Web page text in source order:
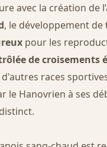
avec la création de
, le développement de
pour les
de croisements
races
le Hanovrien à ses